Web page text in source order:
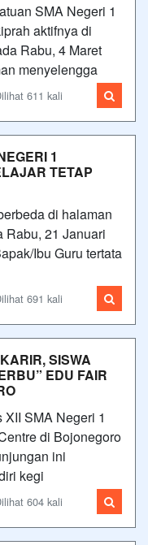
SMA Negeri 1
aktifnya di
Rabu, 4 Maret
menyelengga
611 kali
1
TETAP
di halaman
Rabu, 21 Januari
Ibu Guru tertata
691 kali
SISWA
EDU FAIR
SMA Negeri 1
di Bojonegoro
ini
kegi
604 kali